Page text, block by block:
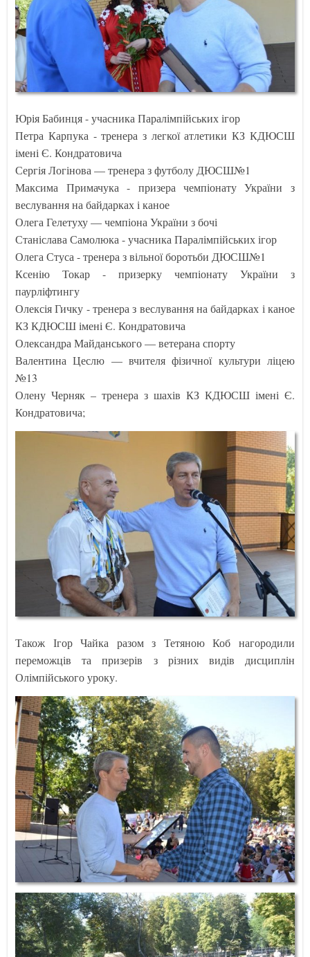
Юрія Бабинця - учасника Паралімпійських ігор
Петра Карпука - тренера з легкої атлетики КЗ КДЮСШ
імені Є. Кондратовича
Сергія Логінова — тренера з футболу ДЮСШ№1
Максима Примачука - призера чемпіонату України з
веслування на байдарках і каное
Олега Гелетуху — чемпіона України з бочі
Станіслава Самолюка - учасника Паралімпійських ігор
Олега Стуса - тренера з вільної боротьби ДЮСШ№1
Ксенію Токар - призерку чемпіонату України з
паурліфтингу
Олексія Гичку - тренера з веслування на байдарках і каное
КЗ КДЮСШ імені Є. Кондратовича
Олександра Майданського — ветерана спорту
Валентина Цеслю — вчителя фізичної культури ліцею
№13
Олену Черняк – тренера з шахів КЗ КДЮСШ імені Є.
Кондратовича;
Також Ігор Чайка разом з Тетяною Коб нагородили
переможців та призерів з різних видів дисциплін
Олімпійського уроку.